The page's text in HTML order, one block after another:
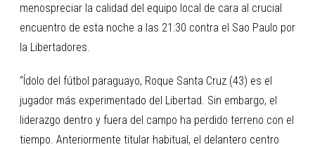
menospreciar la calidad del equipo local de cara al crucial
encuentro de esta noche a las 21:30 contra el Sao Paulo por
la Libertadores.
“Ídolo del fútbol paraguayo, Roque Santa Cruz (43) es el
jugador más experimentado del Libertad. Sin embargo, el
liderazgo dentro y fuera del campo ha perdido terreno con el
tiempo. Anteriormente titular habitual, el delantero centro